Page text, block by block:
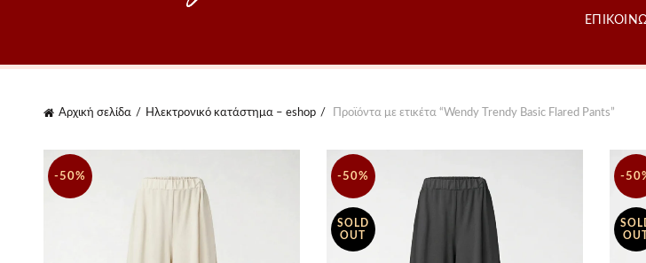
Αρχική σελίδα Ηλεκτρονικό κατάστημα – eshop Προϊόντα με ετικέτα “Wendy Trendy Basic Flared Pants”
-50% -50%
SOLD
OUT
-
OUT